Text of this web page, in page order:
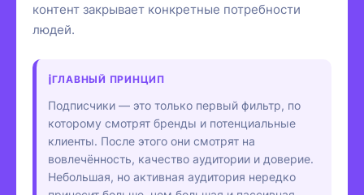
контент закрывает конкретные потребности
людей.
ГЛАВНЫЙ ПРИНЦИП
Подписчики — это только первый фильтр, по
которому смотрят бренды и потенциальные
клиенты. После этого они смотрят на
вовлечённость, качество аудитории и доверие.
Небольшая, но активная аудитория нередко